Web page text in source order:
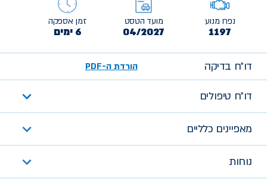
נפח מנוע
1197
מועד הטסט
04/2027
זמן אספקה
6 ימים
דו״ח בדיקה הורדת ה-PDF
דו״ח טיפולים
מאפיינים כלליים
נוחות